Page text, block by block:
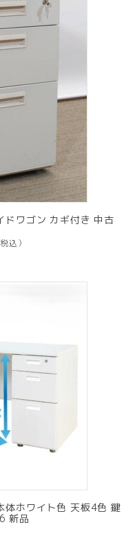
ワゴン カギ付き 中古
込）
ホワイト色 天板4色 鍵
新品